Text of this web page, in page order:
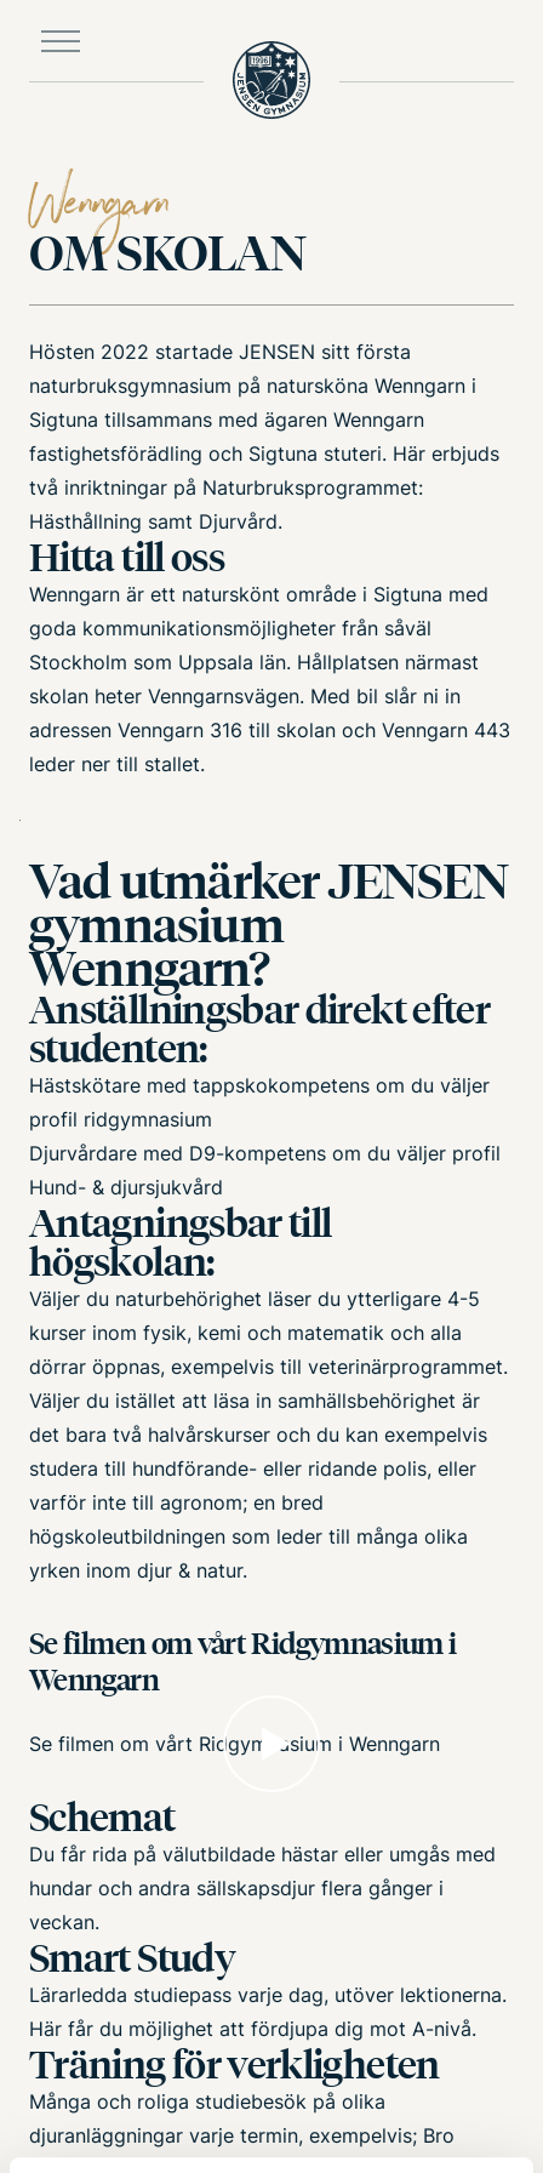
huvudinnehållet
Wenngarn
OM SKOLAN
Hösten 2022 startade JENSEN sitt första
naturbruksgymnasium på natursköna Wenngarn i
Sigtuna tillsammans med ägaren Wenngarn
fastighetsförädling och Sigtuna stuteri. Här erbjuds
två inriktningar på Naturbruksprogrammet:
Hästhållning samt Djurvård.
Hitta till oss
Wenngarn är ett naturskönt område i Sigtuna med
goda kommunikationsmöjligheter från såväl
Stockholm som Uppsala län. Hållplatsen närmast
skolan heter Venngarnsvägen. Med bil slår ni in
adressen Venngarn 316 till skolan och Venngarn 443
leder ner till stallet.
Vad utmärker JENSEN
gymnasium
Wenngarn?
Anställningsbar direkt efter
studenten:
Hästskötare med tappskokompetens om du väljer
profil ridgymnasium
Djurvårdare med D9-kompetens om du väljer profil
Hund- & djursjukvård
Antagningsbar till
högskolan:
Väljer du naturbehörighet läser du ytterligare 4-5
kurser inom fysik, kemi och matematik och alla
dörrar öppnas, exempelvis till veterinärprogrammet.
Väljer du istället att läsa in samhällsbehörighet är
det bara två halvårskurser och du kan exempelvis
studera till hundförande- eller ridande polis, eller
varför inte till agronom; en bred
högskoleutbildningen som leder till många olika
yrken inom djur & natur.
Se filmen om vårt Ridgymnasium i
Wenngarn
Se filmen om vårt Ridgymnasium i Wenngarn
Schemat
Du får rida på välutbildade hästar eller umgås med
hundar och andra sällskapsdjur flera gånger i
veckan.
Smart Study
Lärarledda studiepass varje dag, utöver lektionerna.
Här får du möjlighet att fördjupa dig mot A-nivå.
Träning för verkligheten
Många och roliga studiebesök på olika
djuranläggningar varje termin, exempelvis; Bro